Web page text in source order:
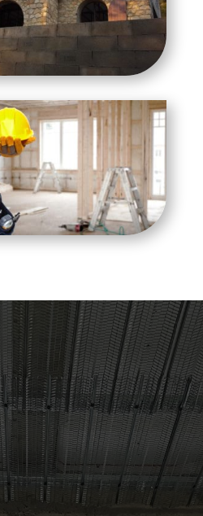
Nous
84170 Monteux